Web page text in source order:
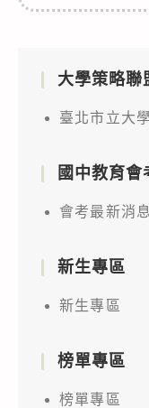
大學策略聯
臺北市立大學
國中教育會
會考最新消息
新生專區
新生專區
榜單專區
榜單專區